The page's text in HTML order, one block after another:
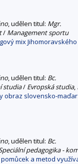
, udělen titul: Mgr.
/ Management sportu
mix
, udělen titul: Bc.
studia/ Evropská studia,
obraz slovensko-
, udělen titul: Bc.
pedagogika -
a metod